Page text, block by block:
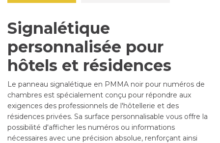
Signalétique
personnalisée pour
hôtels et résidences
Le panneau signalétique en PMMA noir pour numéros de
chambres est spécialement conçu pour répondre aux
exigences des professionnels de l'hôtellerie et des
résidences privées. Sa surface personnalisable vous offre la
possibilité d'afficher les numéros ou informations
nécessaires avec une précision absolue, renforçant ainsi